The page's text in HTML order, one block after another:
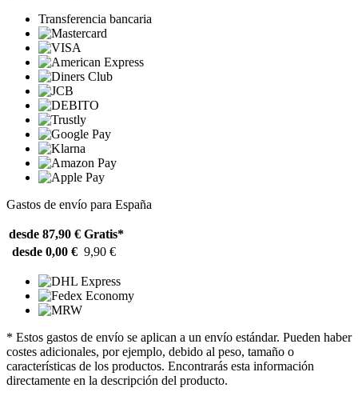
Transferencia bancaria
Gastos de envío para España
desde 87,90 € Gratis*
desde 0,00 € 9,90 €
* Estos gastos de envío se aplican a un envío estándar. Pueden haber
costes adicionales, por ejemplo, debido al peso, tamaño o
características de los productos. Encontrarás esta información
directamente en la descripción del producto.